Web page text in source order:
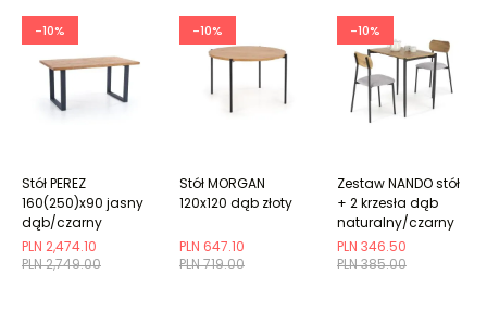
-10%
PLN 2,749.00
PLN 2,474.10
Stół PEREZ
160(250)x90 jasny
dąb/czarny
-10%
PLN 719.00
PLN 647.10
Stół MORGAN
120x120 dąb złoty
-10%
PLN 385.00
PLN 346.50
Zestaw NANDO stół
+ 2 krzesła dąb
naturalny/czarny